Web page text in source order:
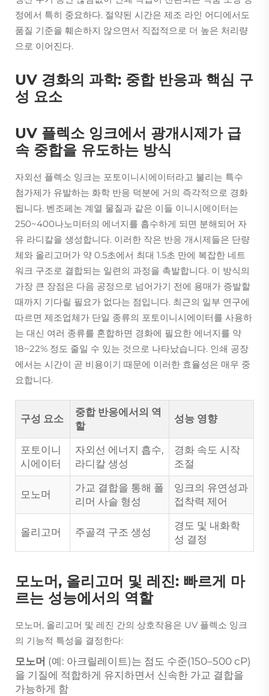
정에서 특히 중요하다. 절약된 시간은 제조 라인 어디에서도
품질 기준을 훼손하지 않으면서 직접적으로 더 높은 처리량
으로 이어진다.
UV 경화의 과학: 중합 반응과 핵심 구
성 요소
UV 플렉소 잉크에서 광개시제가 급
속 중합을 유도하는 방식
자외선 플렉소 잉크는 포토이니시에이터라고 불리는 특수
첨가제가 유발하는 화학 반응 덕분에 거의 즉각적으로 경화
됩니다. 벤조페논 계열 물질과 같은 이들 이니시에이터는
250~400나노미터의 에너지를 흡수하게 되면 분해되어 자
유 라디칼을 생성합니다. 이러한 작은 반응 개시제들은 단량
체와 올리고머가 약 0.5초에서 최대 1.5초 만에 복잡한 네트
워크 구조로 결합되는 일련의 과정을 촉발합니다. 이 방식의
가장 큰 장점은 다음 공정으로 넘어가기 전에 용매가 증발할
때까지 기다릴 필요가 없다는 점입니다. 최근의 일부 연구에
따르면 제조업체가 단일 종류의 포토이니시에이터를 사용하
는 대신 여러 종류를 혼합하면 경화에 필요한 에너지를 약
18~22% 정도 줄일 수 있는 것으로 나타났습니다. 인쇄 공장
에서는 시간이 곧 비용이기 때문에 이러한 효율성은 매우 중
요합니다.
구성 요소
중합 반응에서의 역
할
성능 영향
포토이니
시에이터
자외선 에너지 흡수,
라디칼 생성
경화 속도 시작
조절
모노머
가교 결합을 통해 폴
리머 사슬 형성
잉크의 유연성과
접착력 제어
올리고머 주골격 구조 생성
경도 및 내화학
성 결정
모노머, 올리고머 및 레진: 빠르게 마
르는 성능에서의 역할
모노머, 올리고머 및 레진 간의 상호작용은 UV 플렉소 잉크
의 기능적 특성을 결정한다:
모노머 (예: 아크릴레이트)는 점도 수준(150–500 cP)
을 기질에 적합하게 유지하면서 신속한 가교 결합을
가능하게 함